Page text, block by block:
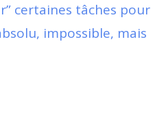
certaines tâches pour
impossible, mais